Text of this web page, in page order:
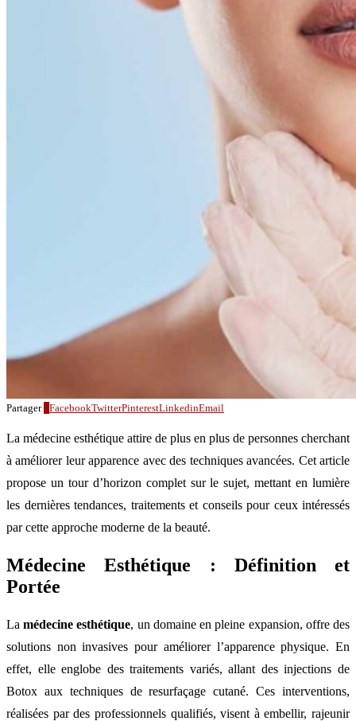
Partager FacebookTwitterPinterestLinkedinEmail
La médecine esthétique attire de plus en plus de personnes cherchant
à améliorer leur apparence avec des techniques avancées. Cet article
propose un tour d’horizon complet sur le sujet, mettant en lumière
les dernières tendances, traitements et conseils pour ceux intéressés
par cette approche moderne de la beauté.
Médecine Esthétique : Définition et
Portée
Lamédecine esthétique, un domaine en pleine expansion, offre des
solutions non invasives pour améliorer l’apparence physique. En
effet, elle englobe des traitements variés, allant des injections de
Botox aux techniques de resurfaçage cutané. Ces interventions,
réalisées par des professionnels qualifiés, visent à embellir, rajeunir